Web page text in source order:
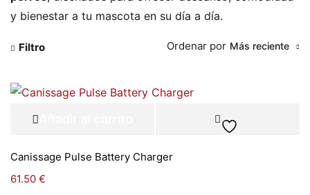
y bienestar a tu mascota en su día a día.
Filtro Ordenar por Más reciente
Canissage Pulse Battery Charger
61.50 €